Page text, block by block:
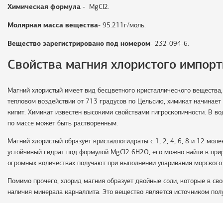
Химическая формула - MgCl2.
Молярная масса вещества- 95.211г/моль.
Вещество зарегистрировано под номером- 232-094-6.
Свойства магния хлористого
Магний хлористый имеет вид бесцветного кристаллического
тепловом воздействии от 713 градусов по Цельсию, химикат
кипит. Химикат известен высокими свойствами гигроскопичности. В
по массе может быть растворенным.
Магний хлористый образует кристаллогидраты с 1, 2, 4, 6, 8 и 12
устойчивый гидрат под формулой MgCl2 6H2О, его можно найти в
огромных количествах получают при выполнении упаривания морского
Помимо прочего, хлорид магния образует двойные соли, которые в
наличия минерала карналлита. Это вещество является источником